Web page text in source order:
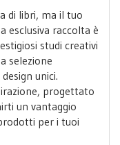
di libri, ma il tuo
esclusiva raccolta è
studi creativi
selezione
unici.
progettato
un vantaggio
per i tuoi